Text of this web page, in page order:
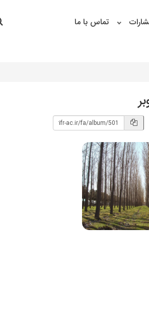
تماس با ما